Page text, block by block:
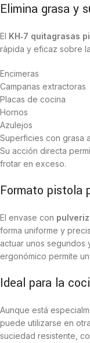
Elimina grasa y
El KH‑7 quitagrasas
rápida y eficaz sobre
Encimeras
Campanas extractoras
Placas de cocina
Hornos
Azulejos
Superficies con grasa
Su acción directa
frotar en exceso.
Formato pistola
El envase con
forma uniforme y
actuar unos segundos
ergonómico permite
Ideal para la
Aunque está
puede utilizarse en
suciedad resistente,